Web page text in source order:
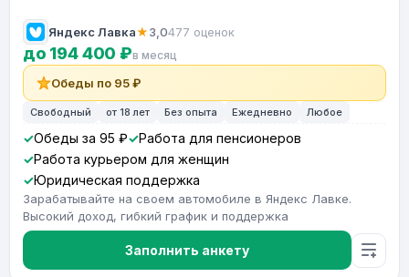
Яндекс Лавка★3,0477 оценок
до 194 400 ₽в месяц
Обеды по 95 ₽
Свободный от 18 лет Без опыта Ежедневно Любое
Обеды за 95 ₽
Работа для пенсионеров
Работа курьером для женщин
Юридическая поддержка
Зарабатывайте на своем автомобиле в Яндекс Лавке.
Высокий доход, гибкий график и поддержка
Заполнить анкету